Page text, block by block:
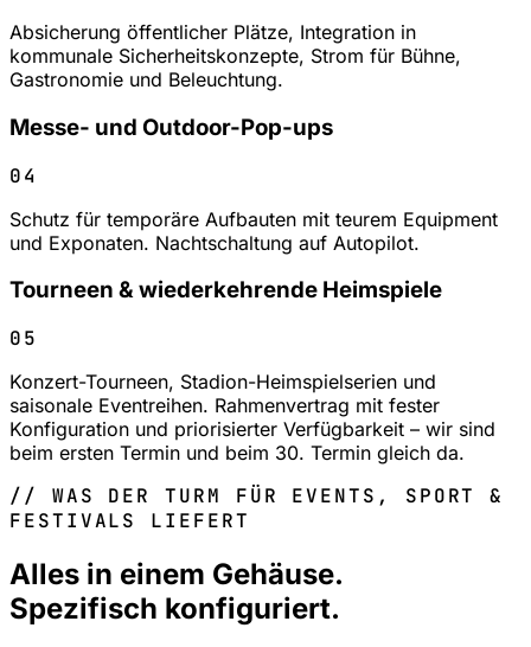
Absicherung öffentlicher Plätze, Integration in
kommunale Sicherheitskonzepte, Strom für Bühne,
Gastronomie und Beleuchtung.
Messe- und Outdoor-Pop-ups
04
Schutz für temporäre Aufbauten mit teurem Equipment
und Exponaten. Nachtschaltung auf Autopilot.
Tourneen & wiederkehrende Heimspiele
05
Konzert-Tourneen, Stadion-Heimspielserien und
saisonale Eventreihen. Rahmenvertrag mit fester
Konfiguration und priorisierter Verfügbarkeit – wir sind
beim ersten Termin und beim 30. Termin gleich da.
// WAS DER TURM FÜR EVENTS, SPORT &
FESTIVALS LIEFERT
Alles in einem Gehäuse.
Spezifisch konfiguriert.